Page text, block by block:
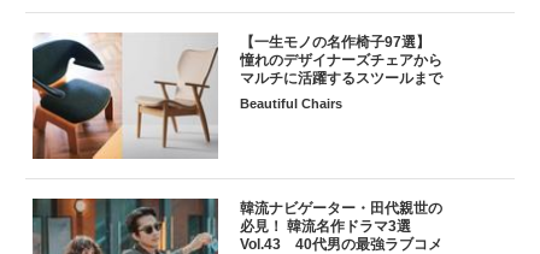
【一生モノの名作椅子97選】
憧れのデザイナーズチェアから
マルチに活躍するスツールまで
Beautiful Chairs
韓流ナビゲーター・田代親世の
必見！ 韓流名作ドラマ3選
Vol.43 40代男の最強ラブコメ